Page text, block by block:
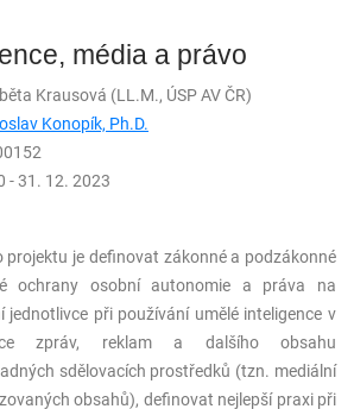
média a právo
Krausová (LL.M., ÚSP AV ČR)
Konopík, Ph.D.
- 31. 12. 2023
projektu je definovat zákonné a podzákonné
ochrany osobní autonomie a práva na
jednotlivce při používání umělé inteligence v
zpráv, reklam a dalšího obsahu
sdělovacích prostředků (tzn. mediální
obsahů), definovat nejlepší praxi při